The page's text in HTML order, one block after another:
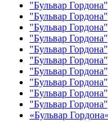
"Бульвар
"Бульвар
"Бульвар
"Бульвар
"Бульвар
"Бульвар
"Бульвар
"Бульвар
"Бульвар
"Бульвар
«Бульвар